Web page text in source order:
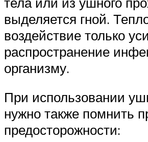
выделяется гной.
воздействие только
распространение
организму.
При использовании
нужно также помнить
предосторожности: